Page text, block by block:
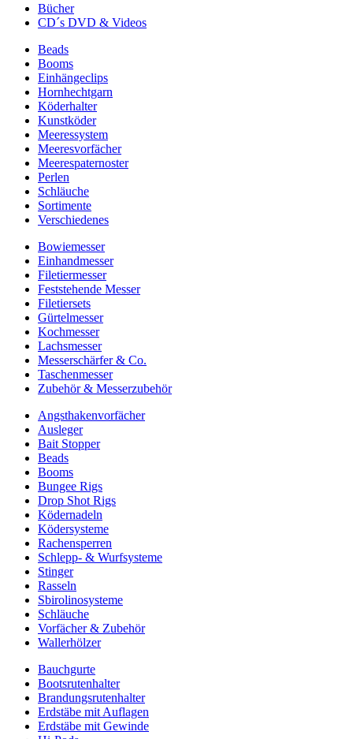
Bücher
CD´s DVD & Videos
Beads
Booms
Einhängeclips
Hornhechtgarn
Köderhalter
Kunstköder
Meeressystem
Meeresvorfächer
Meerespaternoster
Perlen
Schläuche
Sortimente
Verschiedenes
Bowiemesser
Einhandmesser
Filetiermesser
Feststehende Messer
Filetiersets
Gürtelmesser
Kochmesser
Lachsmesser
Messerschärfer & Co.
Taschenmesser
Zubehör & Messerzubehör
Angsthakenvorfächer
Ausleger
Bait Stopper
Beads
Booms
Bungee Rigs
Drop Shot Rigs
Ködernadeln
Ködersysteme
Rachensperren
Schlepp- & Wurfsysteme
Stinger
Rasseln
Sbirolinosysteme
Schläuche
Vorfächer & Zubehör
Wallerhölzer
Bauchgurte
Bootsrutenhalter
Brandungsrutenhalter
Erdstäbe mit Auflagen
Erdstäbe mit Gewinde